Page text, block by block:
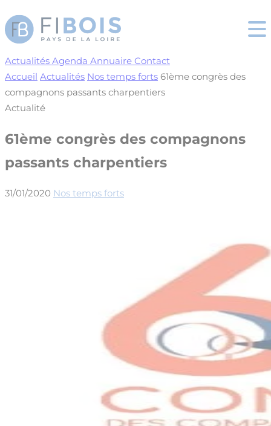
Actualités Agenda Annuaire Contact
Accueil Actualités Nos temps forts 61ème congrès des
compagnons passants charpentiers
Actualité
61ème congrès des compagnons
passants charpentiers
31/01/2020 Nos temps forts